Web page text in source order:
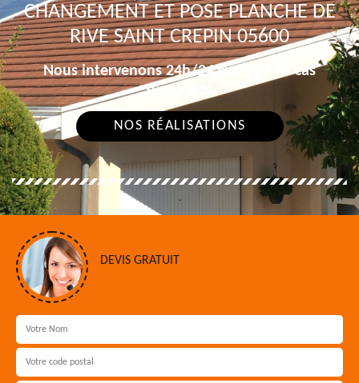
CHANGEMENT ET POSE PLANCHE DE
RIVE SAINT CREPIN 05600
Nous intervenons 24h/24 sur 7j/7 en cas
d'urgence
NOS RÉALISATIONS
DEVIS GRATUIT